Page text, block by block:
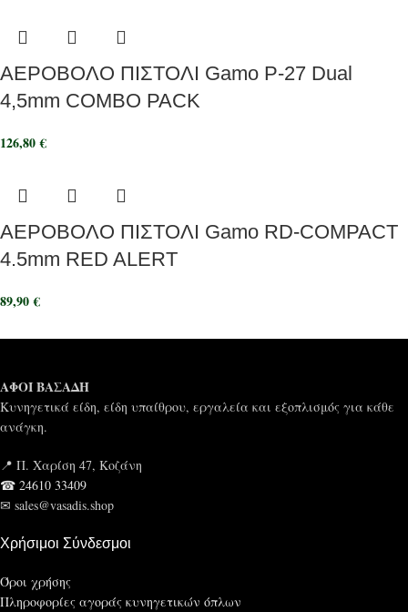
ΑΕΡΟΒΟΛΟ ΠΙΣΤΟΛΙ Gamo P-27 Dual
4,5mm COMBO PACK
126,80€
ΑΕΡΟΒΟΛΟ ΠΙΣΤΟΛΙ Gamo RD-COMPACT
4.5mm RED ALERT
89,90€
ΑΦΟΙ ΒΑΣΑΔΗ
Κυνηγετικά είδη, είδη υπαίθρου, εργαλεία και εξοπλισμός για κάθε
ανάγκη.
📍 Π. Χαρίση 47, Κοζάνη
☎ 24610 33409
✉ sales@vasadis.shop
Χρήσιμοι Σύνδεσμοι
Όροι χρήσης
Πληροφορίες αγοράς κυνηγετικών όπλων